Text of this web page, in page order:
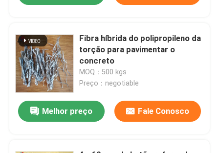
Fibra híbrida do polipropileno da
torção para pavimentar o
concreto
MOQ：500 kgs
Preço：negotiable
Melhor preço Fale Conosco